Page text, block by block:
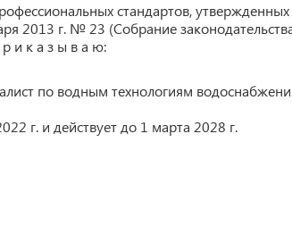
стандартов, утвержденных
2013 г. № 23 (Собрание
и к а з ы в а ю:
по водным технологиям
г. и действует до 1 марта 2028 г.